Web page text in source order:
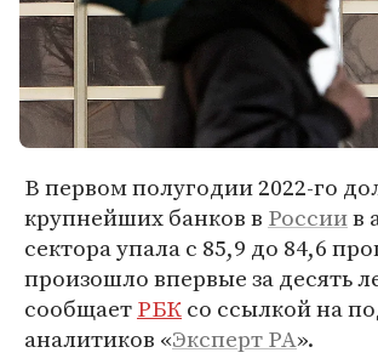
В первом полугодии 2022-го
крупнейших банков в Россиив
сектора упала с 85,9 до 84,6
произошло впервые за десять
сообщаетРБКсо ссылкой на
аналитиков «Эксперт РА».